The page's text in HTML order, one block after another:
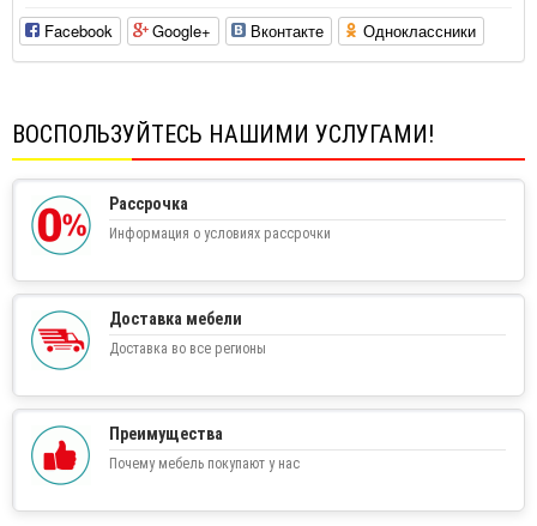
Facebook Google+ Вконтакте Одноклассники
ВОСПОЛЬЗУЙТЕСЬ НАШИМИ УСЛУГАМИ!
Рассрочка
Информация о условиях рассрочки
Доставка мебели
Доставка во все регионы
Преимущества
Почему мебель покупают у нас